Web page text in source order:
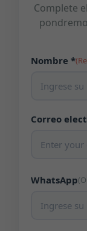
Complete
Nombre *
Correo
WhatsApp